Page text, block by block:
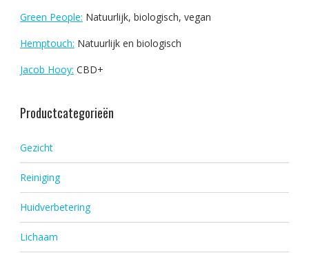
Green People: Natuurlijk, biologisch, vegan
Hemptouch: Natuurlijk en biologisch
Jacob Hooy: CBD+
Productcategorieën
Gezicht
Reiniging
Huidverbetering
Lichaam